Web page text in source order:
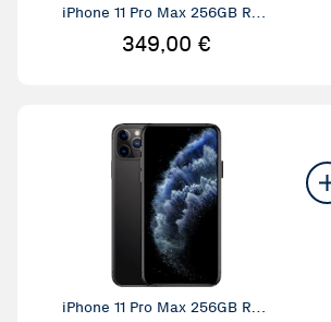
iPhone 11 Pro Max 256GB ReN
349,00 €
iPhone 11 Pro Max 256GB ReN